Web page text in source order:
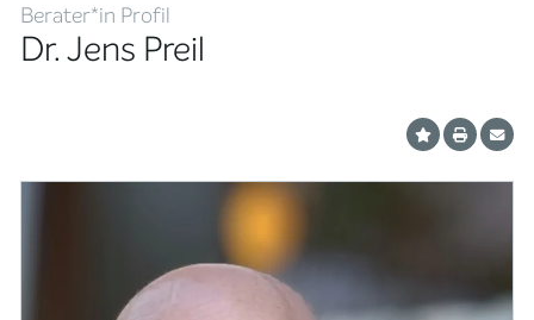
Berater*in Profil
Dr. Jens Preil